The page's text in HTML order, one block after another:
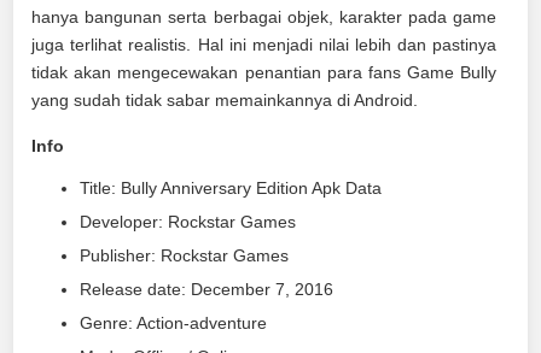
hanya bangunan serta berbagai objek, karakter pada game
juga terlihat realistis. Hal ini menjadi nilai lebih dan pastinya
tidak akan mengecewakan penantian para fans Game Bully
yang sudah tidak sabar memainkannya di Android.
Info
Title: Bully Anniversary Edition Apk Data
Developer: Rockstar Games
Publisher: Rockstar Games
Release date: December 7, 2016
Genre: Action-adventure